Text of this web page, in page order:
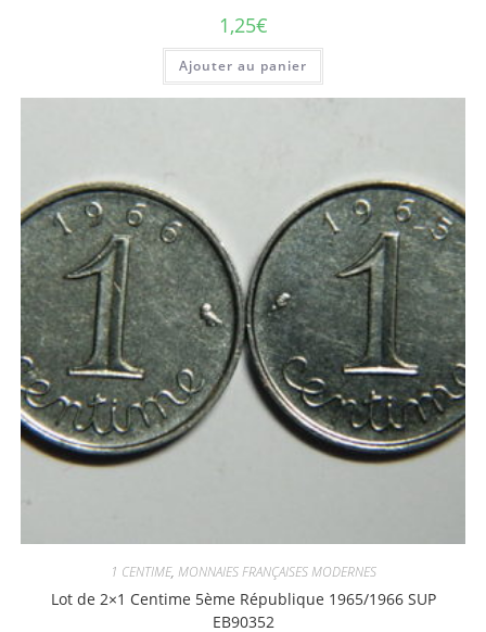
1,25€
Ajouter au panier
1 CENTIME, MONNAIES FRANÇAISES MODERNES
Lot de 2×1 Centime 5ème République 1965/1966 SUP
EB90352